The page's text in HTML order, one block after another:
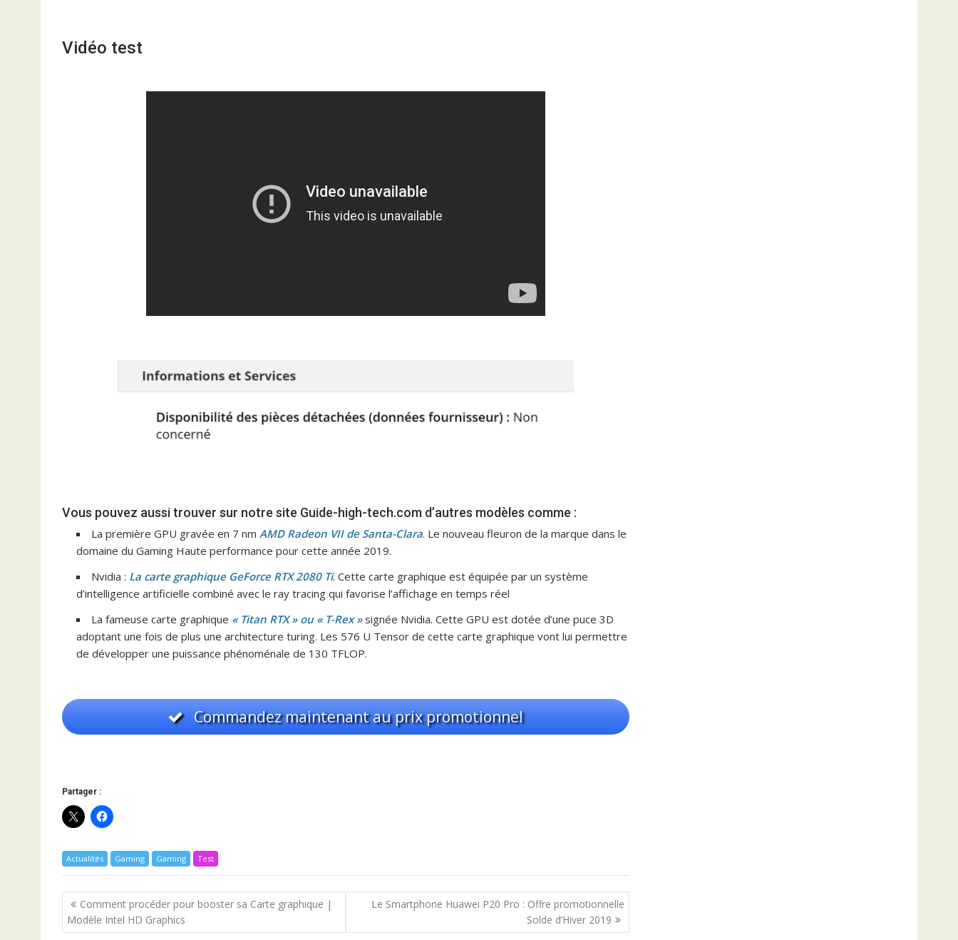
Vidéo test
Vous pouvez aussi trouver sur notre site Guide-high-tech.com d’autres modèles comme :
La première GPU gravée en 7 nm AMD Radeon VII de Santa-Clara. Le nouveau fleuron de la marque dans le
domaine du Gaming Haute performance pour cette année 2019.
Nvidia : La carte graphique GeForce RTX 2080 Ti. Cette carte graphique est équipée par un système
d’intelligence artificielle combiné avec le ray tracing qui favorise l’affichage en temps réel
La fameuse carte graphique « Titan RTX » ou « T-Rex »signée Nvidia. Cette GPU est dotée d’une puce 3D
adoptant une fois de plus une architecture turing. Les 576 U Tensor de cette carte graphique vont lui permettre
de développer une puissance phénoménale de 130 TFLOP.
Commandez maintenant au prix promotionnel
Partager :
Actualités Gaming Gaming Test
Navigation
de
Comment procéder pour booster sa Carte graphique |
Modèle Intel HD Graphics
Le Smartphone Huawei P20 Pro : Offre promotionnelle
Solde d’Hiver 2019